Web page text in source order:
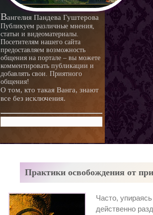
Вангелия Пандева Гуштерова
Публикуем различные мнения,
статьи и видеоматериалы.
Посетителям нашего сайта
предоставляем возможность
общения на портале – вы можете
комментировать публикации и
добавлять свои. Приятного
общения!
О том, кто такая Ванга, знают
все без исключения.
Практики освобождения от
Часто,
действенно